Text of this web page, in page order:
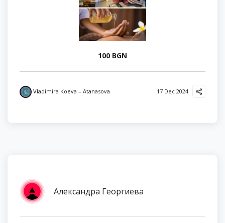
100 BGN
Vladimira Koeva – Atanasova 17 Dec 2024
Александра Георгиева